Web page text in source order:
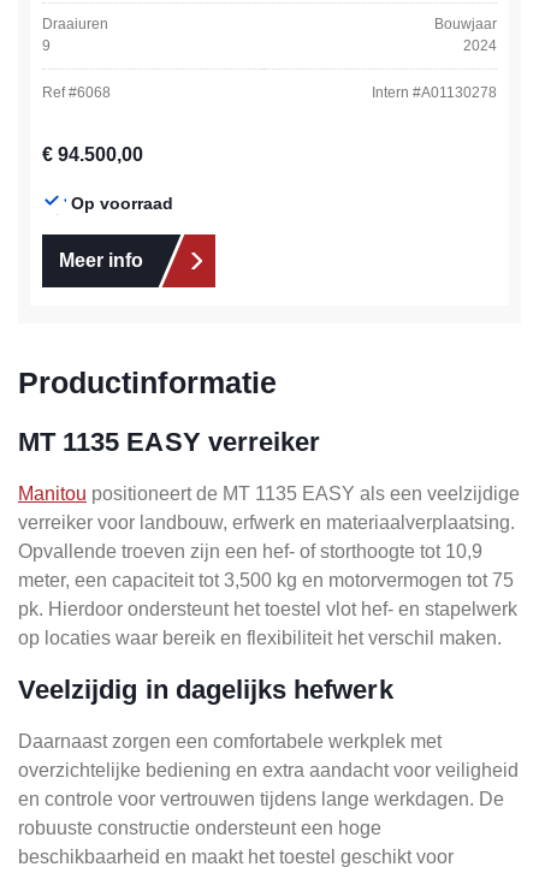
Draaiuren
9
Bouwjaar
2024
Ref #6068 Intern #A01130278
Normale prijs:
€ 94.500,00
Op voorraad
Meer info
Productinformatie
MT 1135 EASY verreiker
Manitou positioneert de MT 1135 EASY als een veelzijdige
verreiker voor landbouw, erfwerk en materiaalverplaatsing.
Opvallende troeven zijn een hef- of storthoogte tot 10,9
meter, een capaciteit tot 3,500 kg en motorvermogen tot 75
pk. Hierdoor ondersteunt het toestel vlot hef- en stapelwerk
op locaties waar bereik en flexibiliteit het verschil maken.
Veelzijdig in dagelijks hefwerk
Daarnaast zorgen een comfortabele werkplek met
overzichtelijke bediening en extra aandacht voor veiligheid
en controle voor vertrouwen tijdens lange werkdagen. De
robuuste constructie ondersteunt een hoge
beschikbaarheid en maakt het toestel geschikt voor